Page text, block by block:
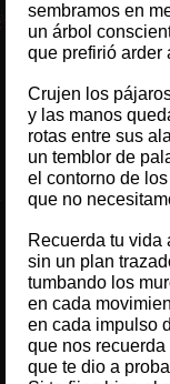
sembramos en
un árbol
que prefirió arder
Crujen los
y las manos
rotas entre sus
un temblor de
el contorno de
que no
Recuerda tu vida
sin un plan
tumbando los
en cada
en cada impulso
que nos
que te dio a